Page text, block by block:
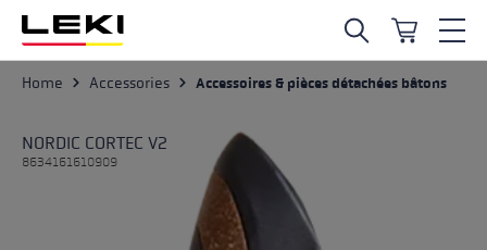
Skip to main content
Home Accessories Accessoires & pièces détachées bâtons
NORDIC CORTEC V2
8634161610909